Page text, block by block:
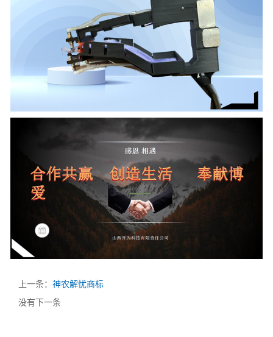
上一条： 神农解忧商标
没有下一条